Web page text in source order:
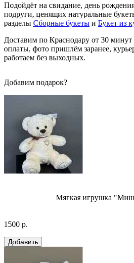
Подойдёт на свидание, день
подруги, ценящих натуральные
разделы Сборные букеты и Букет из
Доставим по Краснодару от 30 минут
оплаты, фото пришлём заранее,
работаем без выходных.
Добавим подарок?
Мягкая игрушка
1500 р.